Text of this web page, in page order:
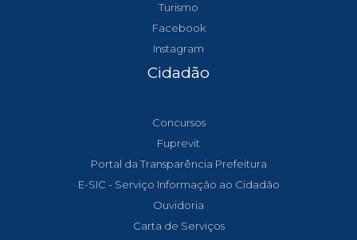
Turismo
Facebook
Instagram
Cidadão
Concursos
Fuprevit
Portal da Transparência Prefeitura
E-SIC - Serviço Informação ao Cidadão
Ouvidoria
Carta de Serviços